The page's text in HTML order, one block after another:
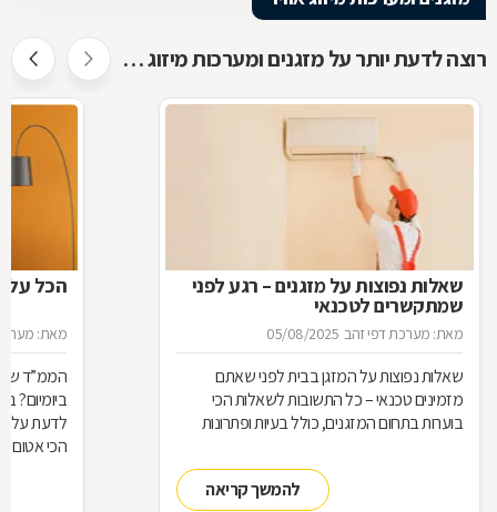
רוצה לדעת יותר על מזגנים ומערכות מיזוג אוויר ?
שאלות נפוצות על מזגנים – רגע לפני
שמתקשרים לטכנאי
מאת: מערכת דפי זהב 05/08/2025
שאלות נפוצות על המזגן בבית לפני שאתם
מזמינים טכנאי – כל התשובות לשאלות הכי
בוערות בתחום המזגנים, כולל בעיות ופתרונות
להמשך קריאה
הכל על
מאת:
הממ”ד
ביומיום?
לדעת על
הכי אטום